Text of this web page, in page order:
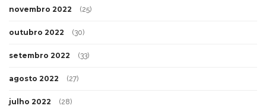
novembro 2022 (25)
outubro 2022 (30)
setembro 2022 (33)
agosto 2022 (27)
julho 2022 (28)